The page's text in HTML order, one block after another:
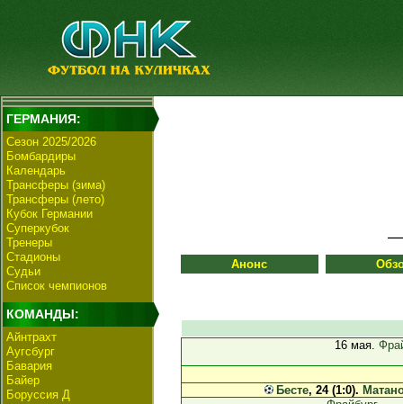
ГЕРМАНИЯ:
Сезон 2025/2026
Бомбардиры
Календарь
Трансферы (зима)
Трансферы (лето)
Кубок Германии
Суперкубок
Тренеры
Стадионы
Судьи
Список чемпионов
КОМАНДЫ:
Айнтрахт
Аугсбург
Бавария
Байер
Боруссия Д
Анонс
16 мая.
Бесте, 24 (1:0).